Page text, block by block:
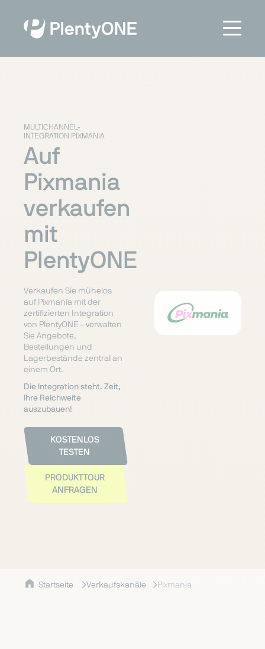
MULTICHANNEL-
INTEGRATION PIXMANIA
Auf
Pixmania
verkaufen
mit
PlentyONE
Verkaufen Sie mühelos
auf Pixmania mit der
zertifizierten Integration
von PlentyONE – verwalten
Sie Angebote,
Bestellungen und
Lagerbestände zentral an
einem Ort.
Die Integration steht. Zeit,
Ihre Reichweite
auszubauen!
KOSTENLOS
TESTEN
PRODUKTTOUR
ANFRAGEN
Startseite Verkaufskanäle Pixmania